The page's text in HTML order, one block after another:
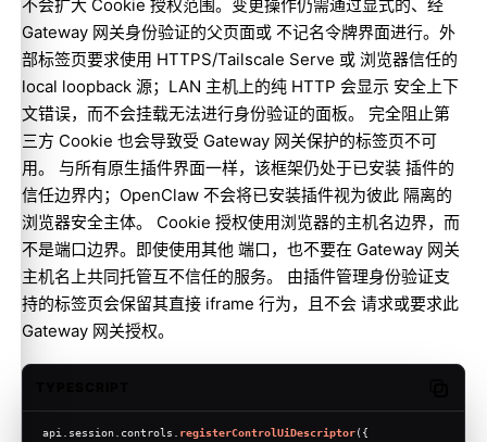
不会扩大 Cookie 授权范围。变更操作仍需通过显式的、经
Gateway 网关身份验证的父页面或 不记名令牌界面进行。外
部标签页要求使用 HTTPS/Tailscale Serve 或 浏览器信任的
local loopback 源；LAN 主机上的纯 HTTP 会显示 安全上下
文错误，而不会挂载无法进行身份验证的面板。 完全阻止第
三方 Cookie 也会导致受 Gateway 网关保护的标签页不可
用。 与所有原生插件界面一样，该框架仍处于已安装 插件的
信任边界内；OpenClaw 不会将已安装插件视为彼此 隔离的
浏览器安全主体。 Cookie 授权使用浏览器的主机名边界，而
不是端口边界。即使使用其他 端口，也不要在 Gateway 网关
主机名上共同托管互不信任的服务。 由插件管理身份验证支
持的标签页会保留其直接 iframe 行为，且不会 请求或要求此
Gateway 网关授权。
api. session controls registerControlUiDescriptor({